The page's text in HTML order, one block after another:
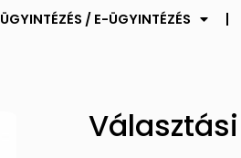
ÜGYINTÉZÉS / E-ÜGYINTÉZÉS